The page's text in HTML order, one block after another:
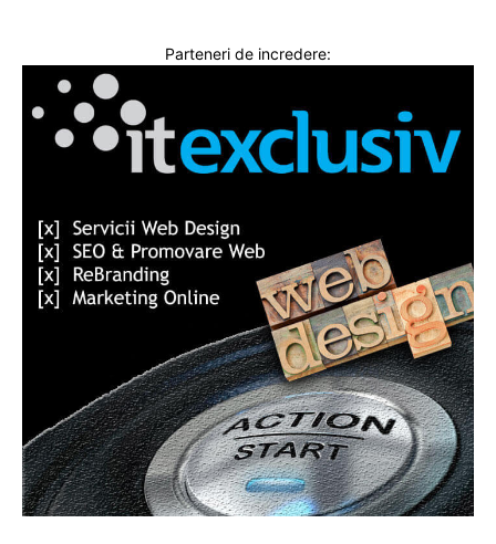
Parteneri de incredere: